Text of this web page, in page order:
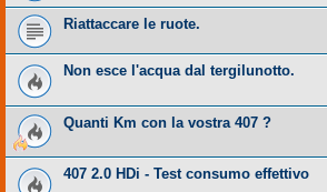
Riattaccare le ruote.
Non esce l'acqua dal tergilunotto.
Quanti Km con la vostra 407 ?
407 2.0 HDi - Test consumo effettivo